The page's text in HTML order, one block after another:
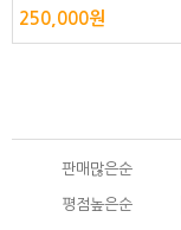
치 실 음용수 정수 물 워
터 관공서
250,000원
판매많은순
평점높은순